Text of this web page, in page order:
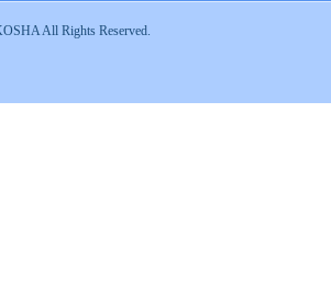
All Rights Reserved.